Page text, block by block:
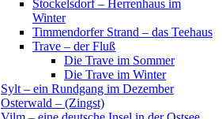
Stockelsdorf – Herrenhaus im
Winter
Timmendorfer Strand – das Teehaus
Trave – der Fluß
Die Trave im Sommer
Die Trave im Winter
Sylt – ein Rundgang im Dezember
Osterwald – (Zingst)